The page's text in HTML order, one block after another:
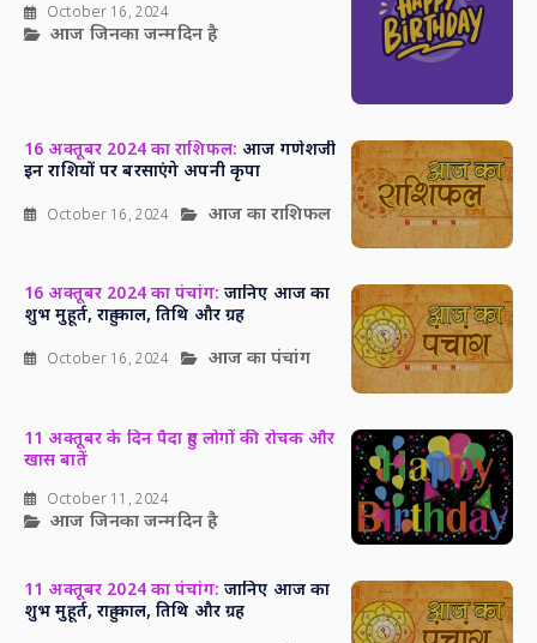
October 16, 2024
आज जिनका जन्मदिन है
16 अक्तूबर 2024 का राशिफल: आज गणेशजी
इन राशियों पर बरसाएंगे अपनी कृपा
October 16, 2024 आज का राशिफल
16 अक्तूबर 2024 का पंचांग: जानिए आज का
शुभ मुहूर्त, राहु काल, तिथि और ग्रह
October 16, 2024 आज का पंचांग
11 अक्तूबर के दिन पैदा हुए लोगों की रोचक और
खास बातें
October 11, 2024
आज जिनका जन्मदिन है
11 अक्तूबर 2024 का पंचांग: जानिए आज का
शुभ मुहूर्त, राहु काल, तिथि और ग्रह